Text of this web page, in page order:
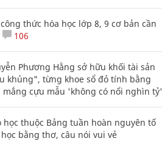
công thức hóa học lớp 8, 9 cơ bản cần
106
Phương Hằng sở hữu khối tài sản
khủng", từng khoe sổ đỏ tính bằng
mắng cựu mẫu 'không có nổi nghìn tỷ'
học thuộc Bảng tuần hoàn nguyên tố
bằng thơ, câu nói vui vẻ